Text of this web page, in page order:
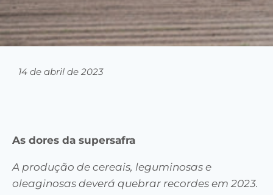
14 de abril de 2023
As dores da supersafra
A produção de cereais, leguminosas e
oleaginosas deverá quebrar recordes em 2023.